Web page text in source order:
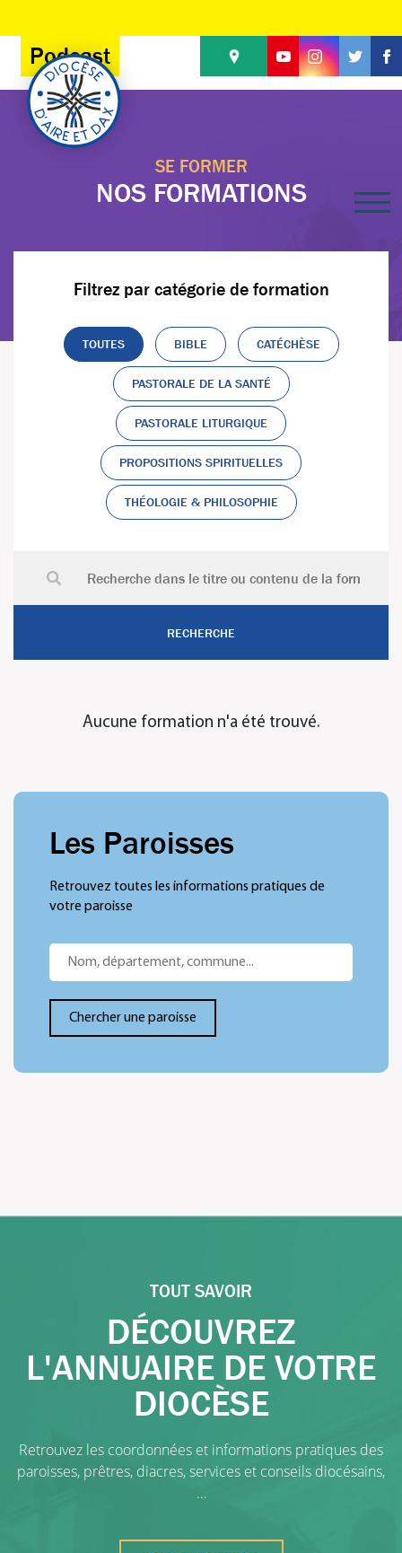
Podcast
SE FORMER
NOS FORMATIONS
Filtrez par catégorie de formation
TOUTES BIBLE CATÉCHÈSE
PASTORALE DE LA SANTÉ
PASTORALE LITURGIQUE
PROPOSITIONS SPIRITUELLES
THÉOLOGIE & PHILOSOPHIE
Aucune formation n'a été trouvé.
Les Paroisses
Retrouvez toutes les informations pratiques de
votre paroisse
TOUT SAVOIR
DÉCOUVREZ
L'ANNUAIRE DE VOTRE
DIOCÈSE
Retrouvez les coordonnées et informations pratiques des
paroisses, prêtres, diacres, services et conseils diocésains,
…